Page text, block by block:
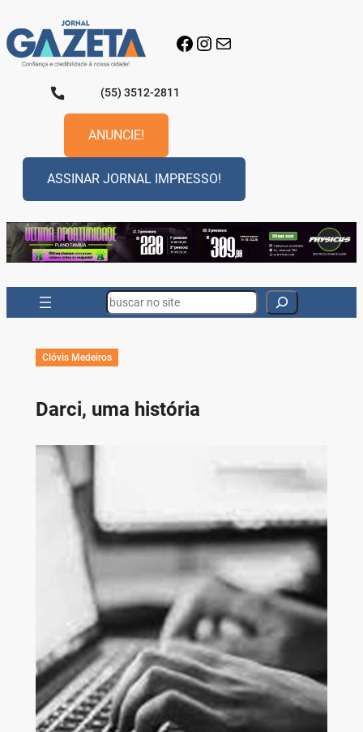
para
o
conteúdo
Facebook
Instagram
E-mail
(55) 3512-2811
ANUNCIE!
ASSINAR JORNAL IMPRESSO!
Search
Clóvis Medeiros
Darci, uma história